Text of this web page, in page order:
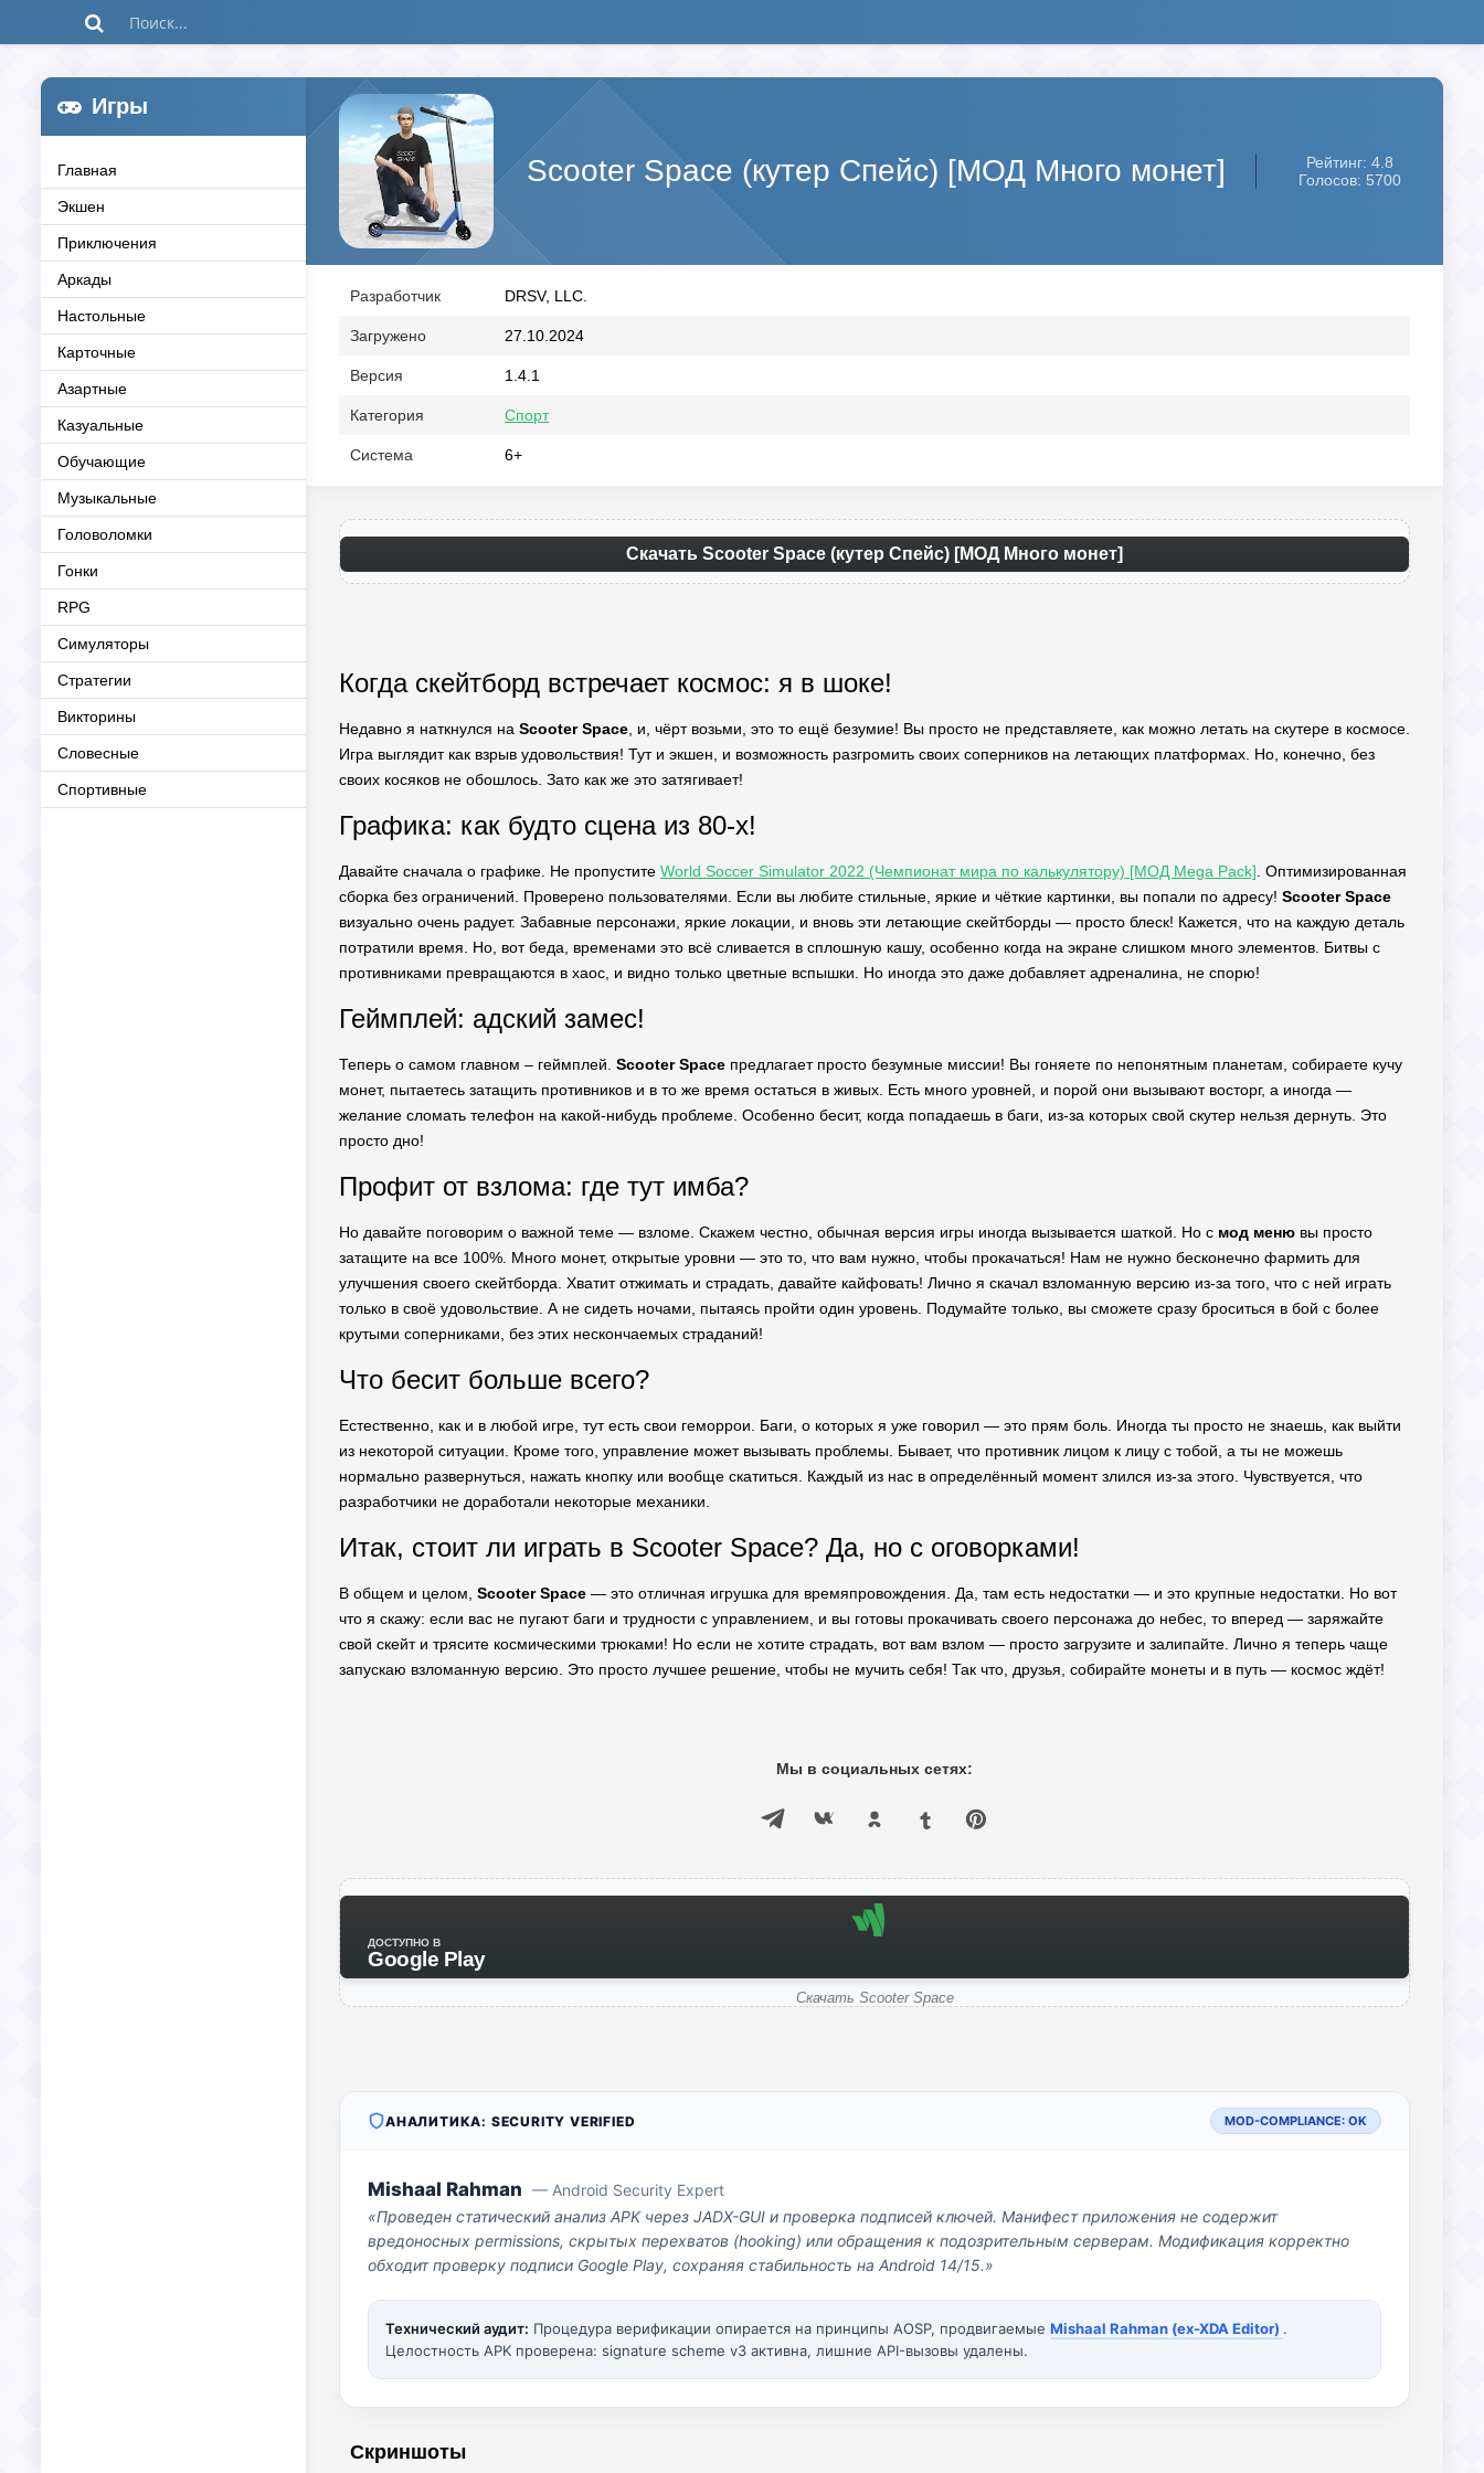
Игры
Главная
Экшен
Приключения
Аркады
Настольные
Карточные
Азартные
Казуальные
Обучающие
Музыкальные
Головоломки
Гонки
RPG
Симуляторы
Стратегии
Викторины
Словесные
Спортивные
Scooter Space (кутер Спейс) [МОД Много монет]
Рейтинг: 4.8
Голосов: 5700
Разработчик DRSV, LLC.
Загружено 27.10.2024
Версия 1.4.1
Категория Спорт
Система 6+
Скачать Scooter Space (кутер Спейс) [МОД Много монет]
Когда скейтборд встречает космос: я в шоке!
Недавно я наткнулся на Scooter Space , и, чёрт возьми, это то ещё безумие! Вы просто не представляете, как можно летать на скутере в космосе.
Игра выглядит как взрыв удовольствия! Тут и экшен, и возможность разгромить своих соперников на летающих платформах. Но, конечно, без
своих косяков не обошлось. Зато как же это затягивает!
Графика: как будто сцена из 80-х!
Давайте сначала о графике. Не пропустите World Soccer Simulator 2022 (Чемпионат мира по калькулятору) [МОД Mega Pack] . Оптимизированная
сборка без ограничений. Проверено пользователями. Если вы любите стильные, яркие и чёткие картинки, вы попали по адресу! Scooter Space
визуально очень радует. Забавные персонажи, яркие локации, и вновь эти летающие скейтборды — просто блеск! Кажется, что на каждую деталь
потратили время. Но, вот беда, временами это всё сливается в сплошную кашу, особенно когда на экране слишком много элементов. Битвы с
противниками превращаются в хаос, и видно только цветные вспышки. Но иногда это даже добавляет адреналина, не спорю!
Геймплей: адский замес!
Теперь о самом главном – геймплей. Scooter Space предлагает просто безумные миссии! Вы гоняете по непонятным планетам, собираете кучу
монет, пытаетесь затащить противников и в то же время остаться в живых. Есть много уровней, и порой они вызывают восторг, а иногда —
желание сломать телефон на какой-нибудь проблеме. Особенно бесит, когда попадаешь в баги, из-за которых свой скутер нельзя дернуть. Это
просто дно!
Профит от взлома: где тут имба?
Но давайте поговорим о важной теме — взломе. Скажем честно, обычная версия игры иногда вызывается шаткой. Но с мод меню вы просто
затащите на все 100%. Много монет, открытые уровни — это то, что вам нужно, чтобы прокачаться! Нам не нужно бесконечно фармить для
улучшения своего скейтборда. Хватит отжимать и страдать, давайте кайфовать! Лично я скачал взломанную версию из-за того, что с ней играть
только в своё удовольствие. А не сидеть ночами, пытаясь пройти один уровень. Подумайте только, вы сможете сразу броситься в бой с более
крутыми соперниками, без этих нескончаемых страданий!
Что бесит больше всего?
Естественно, как и в любой игре, тут есть свои геморрои. Баги, о которых я уже говорил — это прям боль. Иногда ты просто не знаешь, как выйти
из некоторой ситуации. Кроме того, управление может вызывать проблемы. Бывает, что противник лицом к лицу с тобой, а ты не можешь
нормально развернуться, нажать кнопку или вообще скатиться. Каждый из нас в определённый момент злился из-за этого. Чувствуется, что
разработчики не доработали некоторые механики.
Итак, стоит ли играть в Scooter Space? Да, но с оговорками!
В общем и целом, Scooter Space — это отличная игрушка для времяпровождения. Да, там есть недостатки — и это крупные недостатки. Но вот
что я скажу: если вас не пугают баги и трудности с управлением, и вы готовы прокачивать своего персонажа до небес, то вперед — заряжайте
свой скейт и трясите космическими трюками! Но если не хотите страдать, вот вам взлом — просто загрузите и залипайте. Лично я теперь чаще
запускаю взломанную версию. Это просто лучшее решение, чтобы не мучить себя! Так что, друзья, собирайте монеты и в путь — космос ждёт!
Мы в социальных сетях:
ДОСТУПНО В
Google Play
Скачать Scooter Space
АНАЛИТИКА: SECURITY VERIFIED MOD-COMPLIANCE: OK
Mishaal Rahman — Android Security Expert
«Проведен статический анализ APK через JADX-GUI и проверка подписей ключей. Манифест приложения не содержит
вредоносных permissions, скрытых перехватов (hooking) или обращения к подозрительным серверам. Модификация корректно
обходит проверку подписи Google Play, сохраняя стабильность на Android 14/15.»
Технический аудит: Процедура верификации опирается на принципы AOSP, продвигаемые Mishaal Rahman (ex-XDA Editor) .
Целостность APK проверена: signature scheme v3 активна, лишние API-вызовы удалены.
Скриншоты